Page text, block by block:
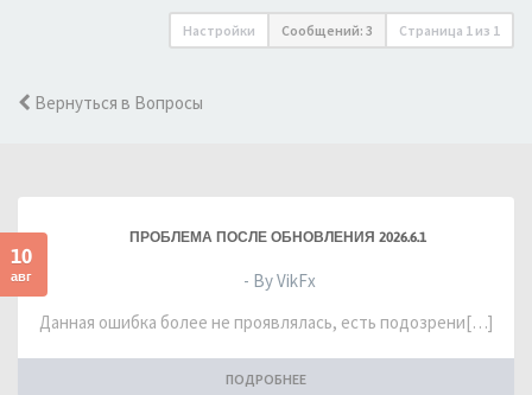
Настройки Сообщений: 3 Страница 1 из 1
Вернуться в Вопросы
10
авг
ПРОБЛЕМА ПОСЛЕ ОБНОВЛЕНИЯ 2026.6.1
- By VikFx
Данная ошибка более не проявлялась, есть подозрени[…]
ПОДРОБНЕЕ